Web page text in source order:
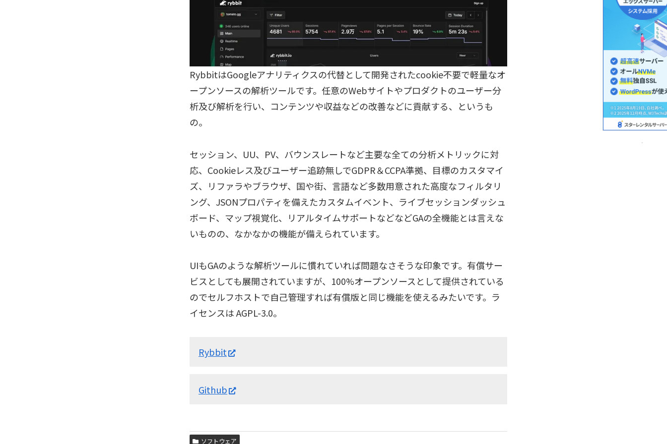
RybbitはGoogleアナリティクスの代替として開発されたcookie不要で軽量なオ
ープンソースの解析ツールです。任意のWebサイトやプロダクトのユーザー分
析及び解析を行い、コンテンツや収益などの改善などに貢献する、というも
の。
セッション、UU、PV、バウンスレートなど主要な全ての分析メトリックに対
応、Cookieレス及びユーザー追跡無しでGDPR＆CCPA準拠、目標のカスタマイ
ズ、リファラやブラウザ、国や街、言語など多数用意された高度なフィルタリ
ング、JSONプロパティを備えたカスタムイベント、ライブセッションダッシュ
ボード、マップ視覚化、リアルタイムサポートなどなどGAの全機能とは言えな
いものの、なかなかの機能が備えられています。
UIもGAのような解析ツールに慣れていれば問題なさそうな印象です。有償サー
ビスとしても展開されていますが、100%オープンソースとして提供されている
のでセルフホストで自己管理すれば有償版と同じ機能を使えるみたいです。ラ
イセンスは AGPL-3.0。
Rybbit
Github
ソフトウェア